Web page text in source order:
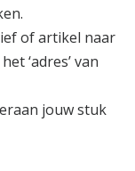
of artikel naar
‘adres’ van
jouw stuk